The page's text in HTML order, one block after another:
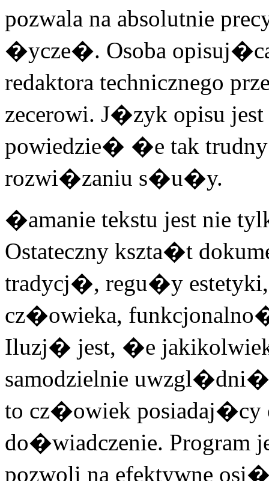
pozwala na absolutnie
�ycze�. Osoba
redaktora technicznego
zecerowi. J�zyk opisu
powiedzie� �e tak
rozwi�zaniu s�u�y.
�amanie tekstu jest nie
Ostateczny kszta�t
tradycj�, regu�y
cz�owieka,
Iluzj� jest, �e jakikolwiek
samodzielnie
to cz�owiek
do�wiadczenie. Program
pozwoli na efektywne